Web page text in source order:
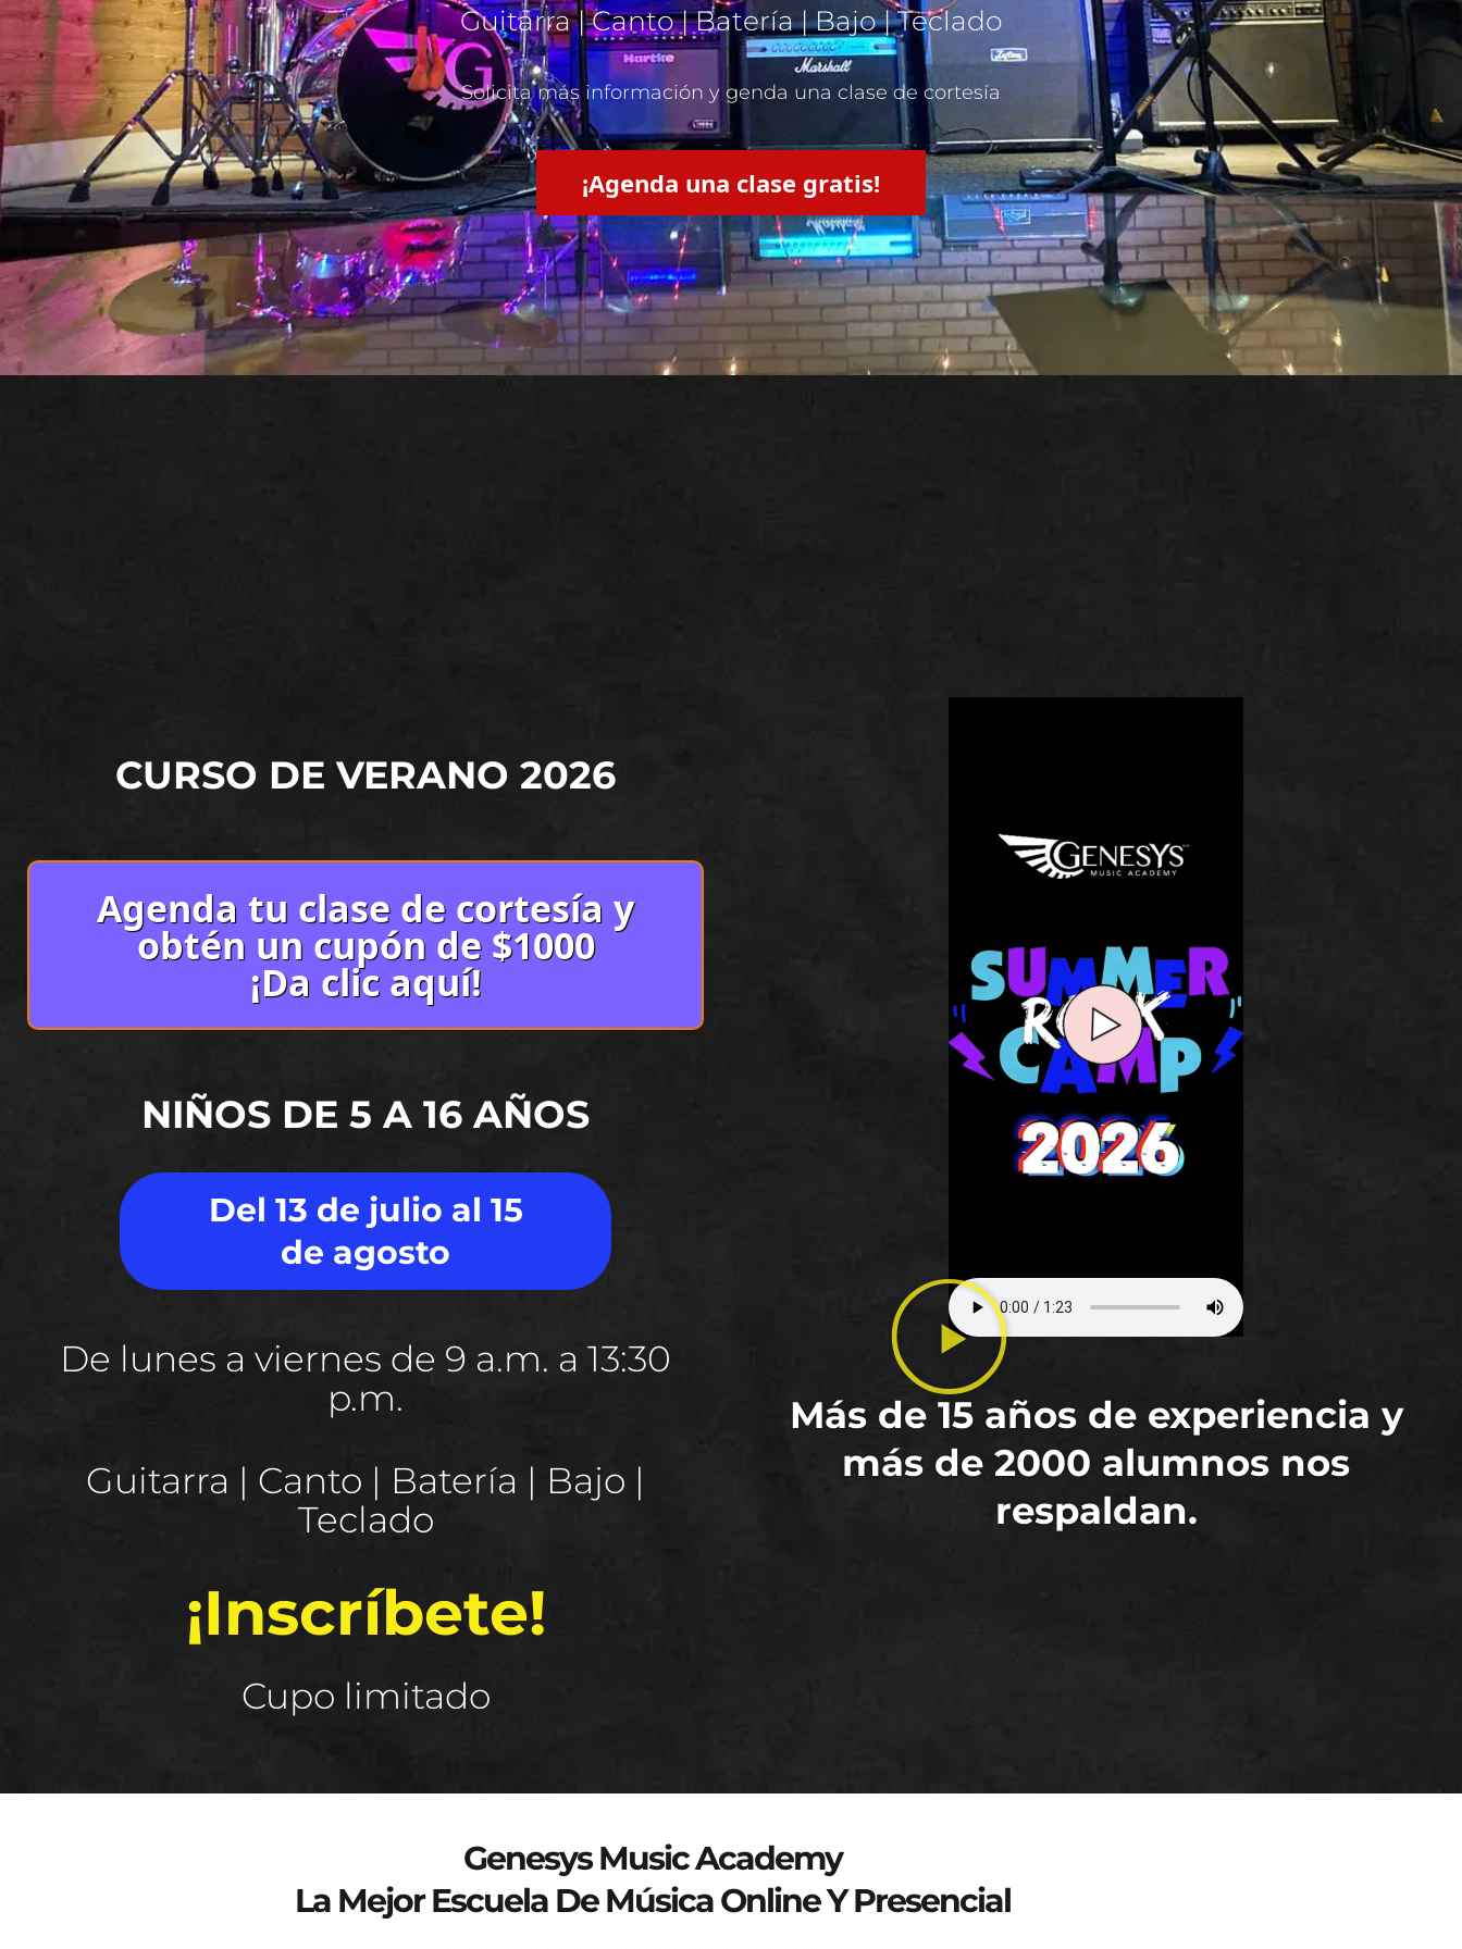
Guitarra | Canto | Batería | Bajo | Teclado
Solicita más información y genda una clase de cortesía
¡Agenda una clase gratis!
CURSO DE VERANO 2026
Agenda tu clase de cortesía y
obtén un cupón de $1000
¡Da clic aquí!
NIÑOS DE 5 A 16 AÑOS
Del 13 de julio al 15
de agosto
De lunes a viernes de 9 a.m. a 13:30
p.m.
Guitarra | Canto | Batería | Bajo |
Teclado
¡Inscríbete!
Cupo limitado
Más de 15 años de experiencia y
más de 2000 alumnos nos
respaldan.
Genesys Music Academy
La Mejor Escuela De Música Online Y Presencial